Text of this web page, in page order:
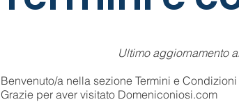
Ultimo aggiornamento
Benvenuto/a nella sezione Termini e
Grazie per aver visitato Domeniconiosi.com